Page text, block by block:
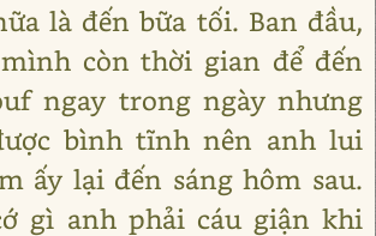
là đến bữa tối. Ban đầu,
còn thời gian để đến
ngay trong ngày nhưng
bình tĩnh nên anh lui
ấy lại đến sáng hôm sau.
gì anh phải cáu giận khi